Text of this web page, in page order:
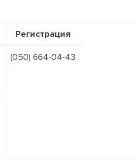
Регистрация
(050) 664-04-43